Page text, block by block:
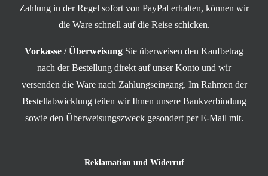
Zahlung in der Regel sofort von PayPal erhalten, können wir
die Ware schnell auf die Reise schicken.
Vorkasse / Überweisung Sie überweisen den Kaufbetrag
nach der Bestellung direkt auf unser Konto und wir
versenden die Ware nach Zahlungseingang. Im Rahmen der
Bestellabwicklung teilen wir Ihnen unsere Bankverbindung
sowie den Überweisungszweck gesondert per E-Mail mit.
Reklamation und Widerruf